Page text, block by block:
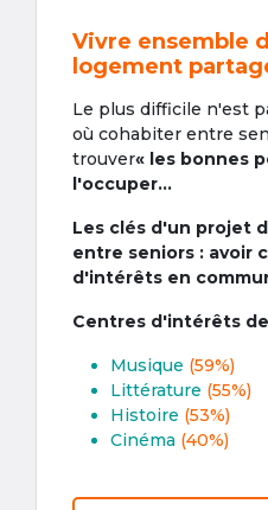
Vivre ensemble
logement
Le plus difficile n'est
où cohabiter entre
trouver« les bonnes
l'occuper...
Les clés d'un projet
entre seniors : avoir
d'intérêts en
Centres d'intérêts
Musique (59%)
Littérature (55%)
Histoire (53%)
Cinéma (40%)